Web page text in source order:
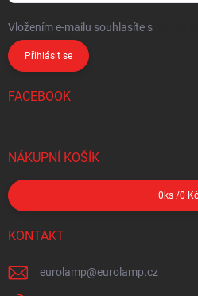
Vložením e-mailu souhlasíte s
Přihlásit se
FACEBOOK
NÁKUPNÍ KOŠÍK
0 ks /0 Kč
KONTAKT
eurolamp@eurolamp.cz